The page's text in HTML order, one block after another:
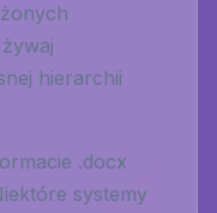
hierarchii
.docx
systemy